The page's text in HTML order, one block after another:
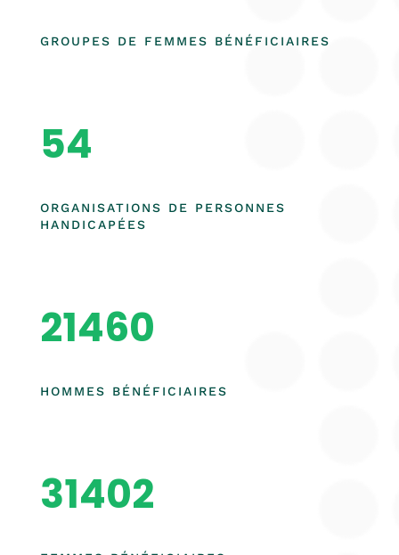
GROUPES DE FEMMES BÉNÉFICIAIRES
54
ORGANISATIONS DE PERSONNES
HANDICAPÉES
21460
HOMMES BÉNÉFICIAIRES
31402